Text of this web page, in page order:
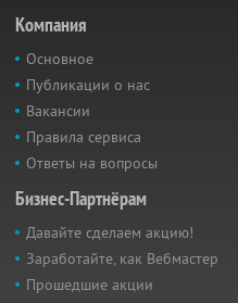
Компания
Основное
Публикации о нас
Вакансии
Правила сервиса
Ответы на вопросы
Бизнес-Партнёрам
Давайте сделаем акцию!
Заработайте, как Вебмастер
Прошедшие акции